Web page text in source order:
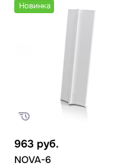
Новинка
963 руб.
NOVA-6